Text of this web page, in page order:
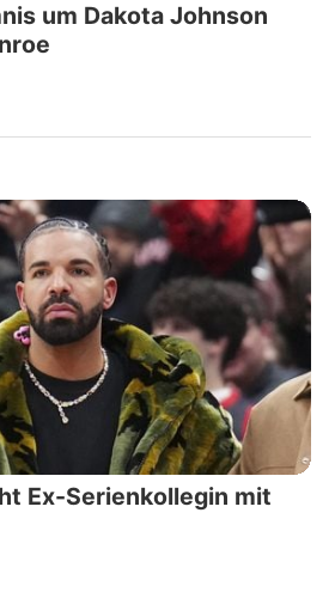
um Dakota Johnson
Ex-Serienkollegin mit